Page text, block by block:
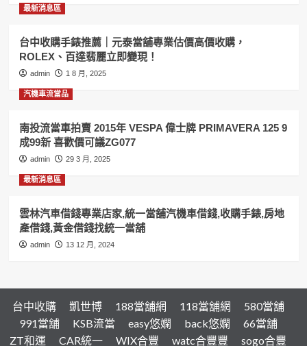
林
借
錢,
汽
車
錢,
黃
金
借
錢,
手
錶
找
最新消息區
台中收購手錶推薦｜元泰當舖專業估價高價收購，
ROLEX、百達翡麗立即變現！
admin 1 8 月, 2025
汽機車流當品
南投流當車拍賣 2015年 VESPA 偉士牌 PRIMAVERA 125 9
成99新 喜歡價可議ZG077
admin 29 3 月, 2025
最新消息區
雲林汽車借錢專業店家,統一當舖汽機車借錢,收購手錶,房地
產借錢,黃金借錢找統一當舖
admin 13 12 月, 2024
台中收購 凱世博 188當舖網 118當舖網
580當舖
991當舖
KSB流當 easy悠嫻 back悠嫻
66當舖
ZT和運
CAR統一 WIX合豐 watc合豐豐 sogo合豐